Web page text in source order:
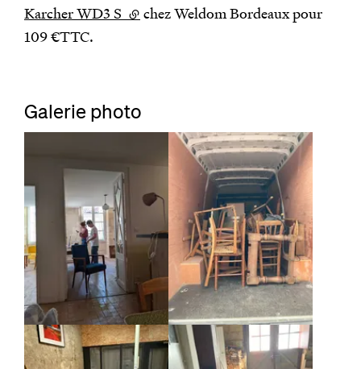
Karcher WD3 S (lien externe)
chez Weldom Bordeaux pour
109 €TTC.
Galerie photo
Agrandir
Agrandir Agrandir